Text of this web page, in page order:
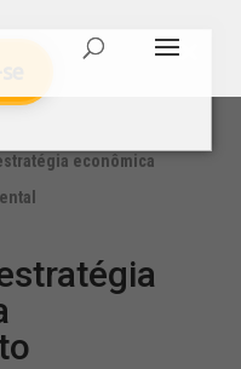
econômica